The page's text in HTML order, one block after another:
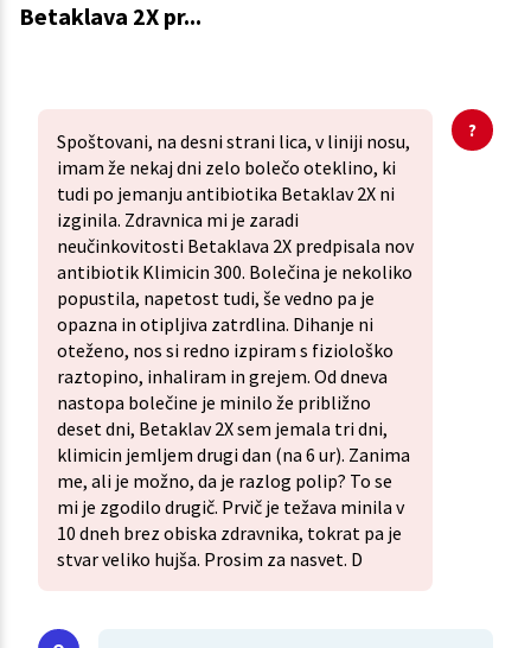
Betaklava 2X pr...
Spoštovani, na desni strani lica, v liniji nosu,
imam že nekaj dni zelo bolečo oteklino, ki
tudi po jemanju antibiotika Betaklav 2X ni
izginila. Zdravnica mi je zaradi
neučinkovitosti Betaklava 2X predpisala nov
antibiotik Klimicin 300. Bolečina je nekoliko
popustila, napetost tudi, še vedno pa je
opazna in otipljiva zatrdlina. Dihanje ni
oteženo, nos si redno izpiram s fiziološko
raztopino, inhaliram in grejem. Od dneva
nastopa bolečine je minilo že približno
deset dni, Betaklav 2X sem jemala tri dni,
klimicin jemljem drugi dan (na 6 ur). Zanima
me, ali je možno, da je razlog polip? To se
mi je zgodilo drugič. Prvič je težava minila v
10 dneh brez obiska zdravnika, tokrat pa je
stvar veliko hujša. Prosim za nasvet. D